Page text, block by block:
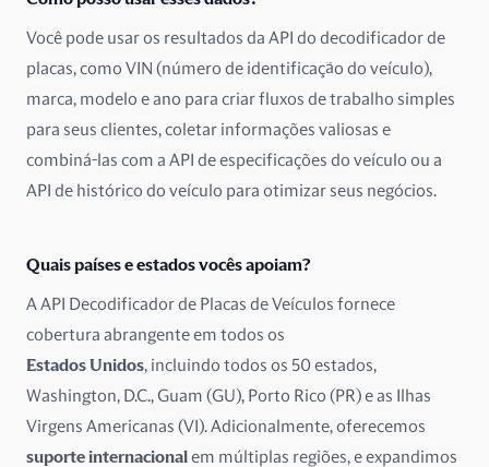
Dinamarca
Equador
Eslováquia
Estados Unidos
Estônia
Você pode usar os resultados da API do decodificador de
placas, como VIN (número de identificação do veículo),
marca, modelo e ano para criar fluxos de trabalho simples
para seus clientes, coletar informações valiosas e
combiná-las com a API de especificações do veículo ou a
API de histórico do veículo para otimizar seus negócios.
Quais países e estados vocês apoiam?
A API Decodificador de Placas de Veículos fornece
cobertura abrangente em todos os
Estados Unidos, incluindo todos os 50 estados,
Washington, D.C., Guam (GU), Porto Rico (PR) e as Ilhas
Virgens Americanas (VI). Adicionalmente, oferecemos
suporte internacional em múltiplas regiões, e expandimos